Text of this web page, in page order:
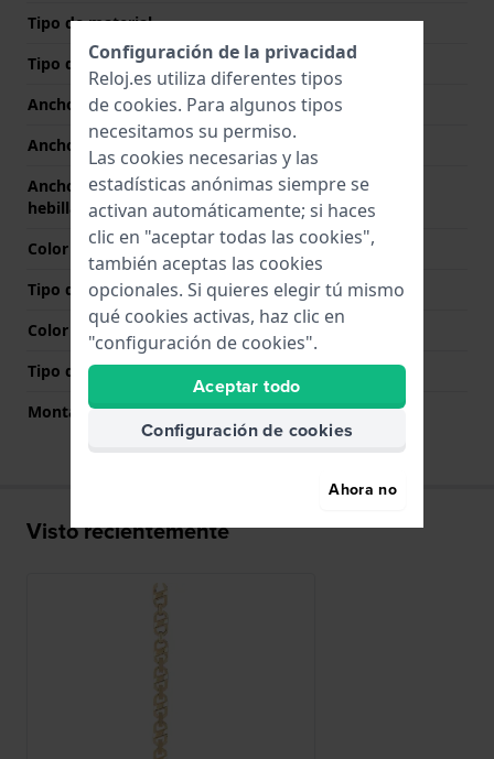
Tipo de material
Tipo de correa
Pulsera de eslabones
Ancho de correa
10 mm
Ancho de las asas
3 mm
Ancho de correa en la
hebilla
10 mm
Color de correa
Oro
Tipo de cierre
Broche de joyería
Color del cierre
Oro
Tipo de montaje
Pasadores de acero
Montaje Recto
No
Visto recientemente
Configuración de la privacidad
Reloj.es utiliza diferentes tipos
de cookies. Para algunos tipos
necesitamos su permiso.
Las cookies necesarias y las
estadísticas anónimas siempre se
activan automáticamente; si haces
clic en "aceptar todas las cookies",
también aceptas las cookies
opcionales. Si quieres elegir tú mismo
qué cookies activas, haz clic en
"configuración de cookies".
Aceptar todo
Configuración de cookies
Ahora no